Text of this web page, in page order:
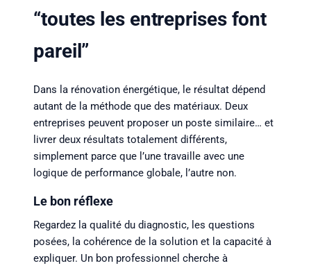
“toutes les entreprises font
pareil”
Dans la rénovation énergétique, le résultat dépend
autant de la méthode que des matériaux. Deux
entreprises peuvent proposer un poste similaire… et
livrer deux résultats totalement différents,
simplement parce que l’une travaille avec une
logique de performance globale, l’autre non.
Le bon réflexe
Regardez la qualité du diagnostic, les questions
posées, la cohérence de la solution et la capacité à
expliquer. Un bon professionnel cherche à